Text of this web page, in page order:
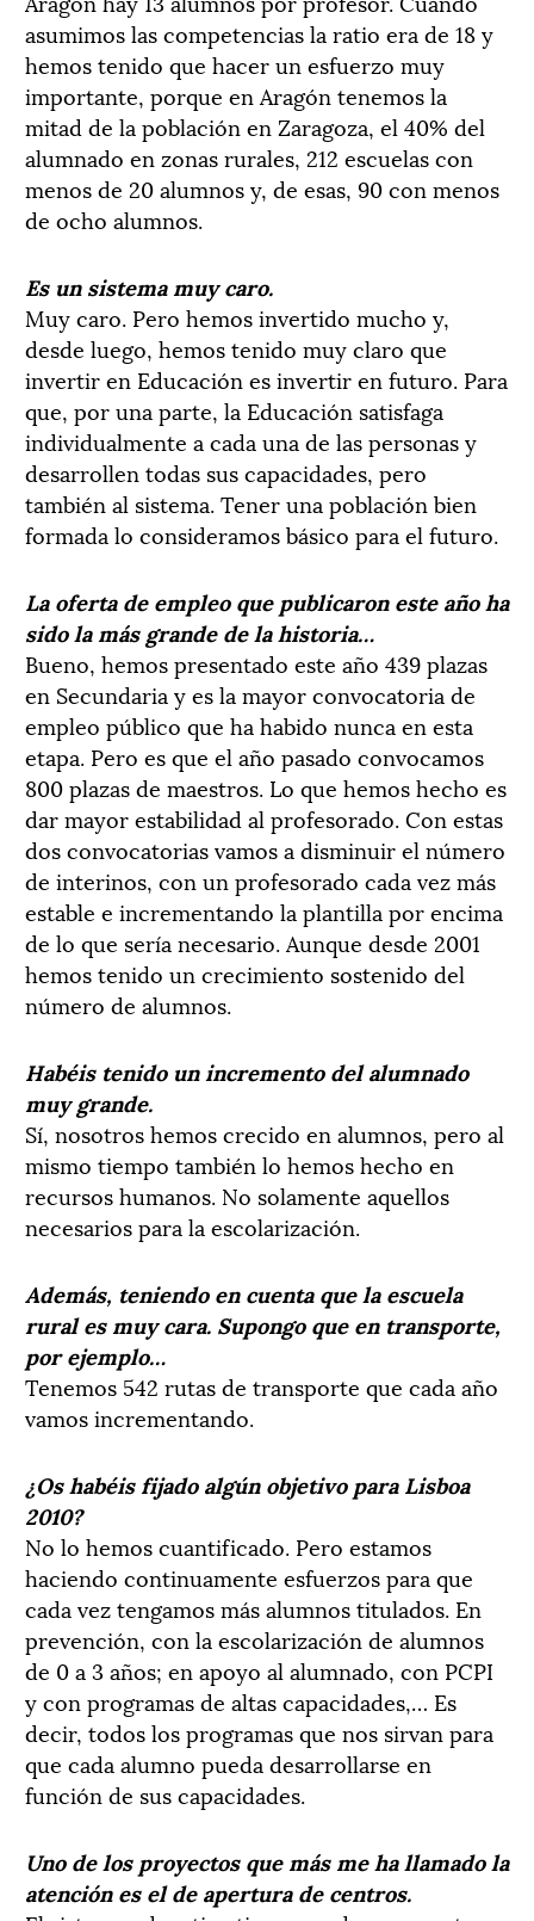
asumimos las competencias la ratio era de 18 y
hemos tenido que hacer un esfuerzo muy
importante, porque en Aragón tenemos la
mitad de la población en Zaragoza, el 40% del
alumnado en zonas rurales, 212 escuelas con
menos de 20 alumnos y, de esas, 90 con menos
de ocho alumnos.
Es un sistema muy caro.
Muy caro. Pero hemos invertido mucho y,
desde luego, hemos tenido muy claro que
invertir en Educación es invertir en futuro. Para
que, por una parte, la Educación satisfaga
individualmente a cada una de las personas y
desarrollen todas sus capacidades, pero
también al sistema. Tener una población bien
formada lo consideramos básico para el futuro.
La oferta de empleo que publicaron este año ha
sido la más grande de la historia…
Bueno, hemos presentado este año 439 plazas
en Secundaria y es la mayor convocatoria de
empleo público que ha habido nunca en esta
etapa. Pero es que el año pasado convocamos
800 plazas de maestros. Lo que hemos hecho es
dar mayor estabilidad al profesorado. Con estas
dos convocatorias vamos a disminuir el número
de interinos, con un profesorado cada vez más
estable e incrementando la plantilla por encima
de lo que sería necesario. Aunque desde 2001
hemos tenido un crecimiento sostenido del
número de alumnos.
Habéis tenido un incremento del alumnado
muy grande.
Sí, nosotros hemos crecido en alumnos, pero al
mismo tiempo también lo hemos hecho en
recursos humanos. No solamente aquellos
necesarios para la escolarización.
Además, teniendo en cuenta que la escuela
rural es muy cara. Supongo que en transporte,
por ejemplo…
Tenemos 542 rutas de transporte que cada año
vamos incrementando.
¿Os habéis fijado algún objetivo para Lisboa
2010?
No lo hemos cuantificado. Pero estamos
haciendo continuamente esfuerzos para que
cada vez tengamos más alumnos titulados. En
prevención, con la escolarización de alumnos
de 0 a 3 años; en apoyo al alumnado, con PCPI
y con programas de altas capacidades,… Es
decir, todos los programas que nos sirvan para
que cada alumno pueda desarrollarse en
función de sus capacidades.
Uno de los proyectos que más me ha llamado la
atención es el de apertura de centros.